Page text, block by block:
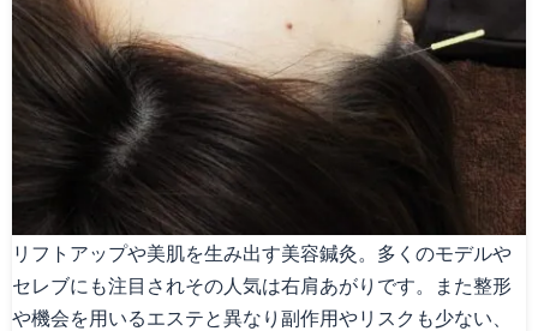
リフトアップや美肌を生み出す美容鍼灸。多くのモデルや
セレブにも注目されその人気は右肩あがりです。また整形
や機会を用いるエステと異なり副作用やリスクも少ない、